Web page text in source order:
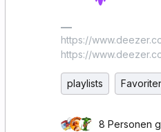
https://
https://
playlists
8 Personen